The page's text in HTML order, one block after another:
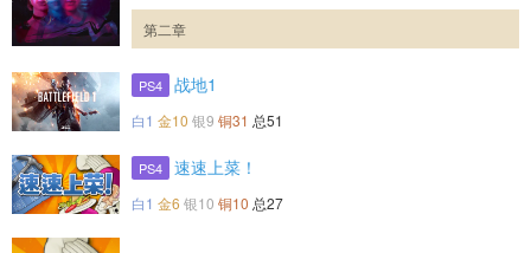
第二章
PS4 战地1
白1 金10 银9 铜31 总51
PS4 速速上菜！
白1 金6 银10 铜10 总27